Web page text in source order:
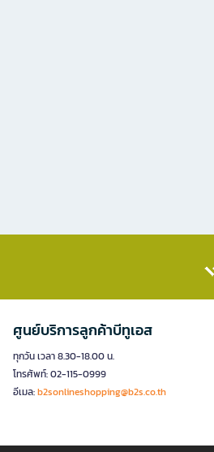
ศูนย์บริการลูกค้าบีทูเอส
ทุกวัน เวลา 8.30-18.00 น.
โทรศัพท์: 02-115-0999
อีเมล:b2sonlineshopping@b2s.co.th